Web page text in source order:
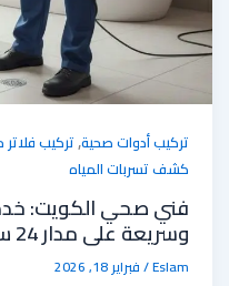
تركيب أدوات صحية,تركيب
كشف تسربات المياه
فني صحي الكويت:
وسريعة على مدار 24 ساعة
Eslam
/فبراير 18, 2026